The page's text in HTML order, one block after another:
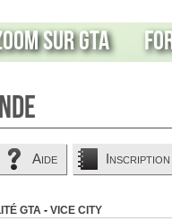
sur GTA
Aide Inscription
GTA - VICE CITY